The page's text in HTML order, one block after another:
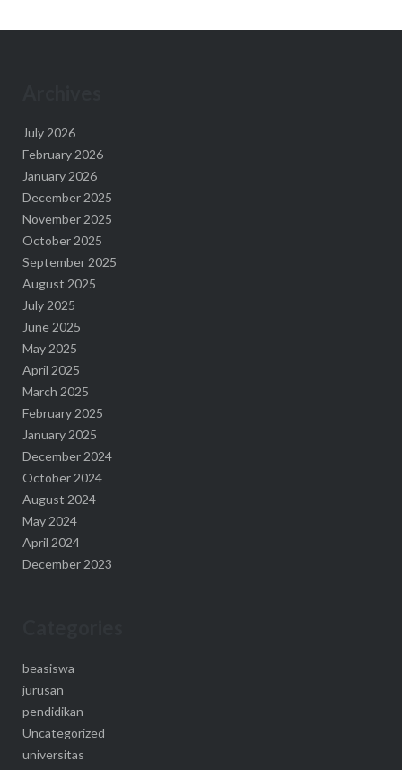
July 2026
February 2026
January 2026
December 2025
November 2025
October 2025
September 2025
August 2025
July 2025
June 2025
May 2025
April 2025
March 2025
February 2025
January 2025
December 2024
October 2024
August 2024
May 2024
April 2024
December 2023
beasiswa
jurusan
pendidikan
Uncategorized
universitas